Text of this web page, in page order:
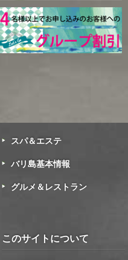
スパ＆エステ
バリ島基本情報
グルメ＆レストラン
このサイトについて